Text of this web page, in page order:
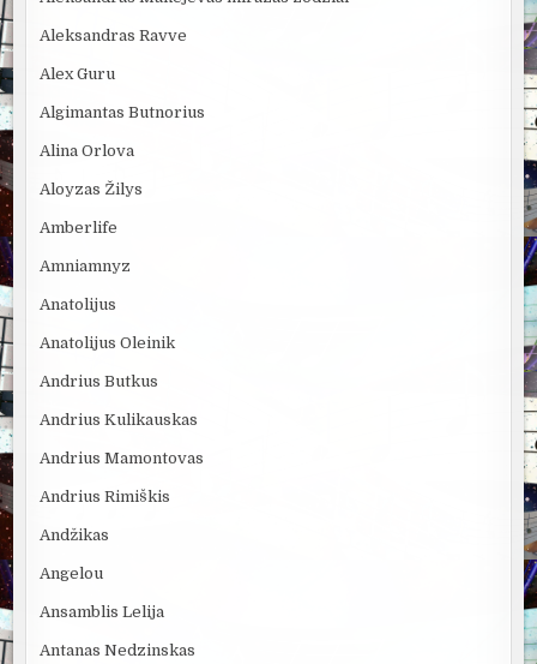
Aleksandras Ravve
Alex Guru
Algimantas Butnorius
Alina Orlova
Aloyzas Žilys
Amberlife
Amniamnyz
Anatolijus
Anatolijus Oleinik
Andrius Butkus
Andrius Kulikauskas
Andrius Mamontovas
Andrius Rimiškis
Andžikas
Angelou
Ansamblis Lelija
Antanas Nedzinskas